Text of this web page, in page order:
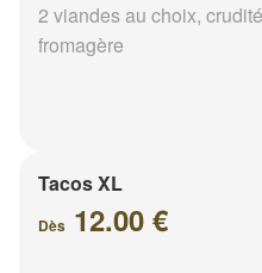
2 viandes au choix,
fromagère
Tacos XL
Dès 12.00 €